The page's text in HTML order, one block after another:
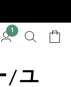
1
/ユ